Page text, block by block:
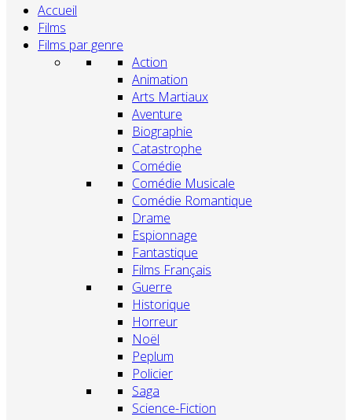
Accueil
Films
Films par genre
Action
Animation
Arts Martiaux
Aventure
Biographie
Catastrophe
Comédie
Comédie Musicale
Comédie Romantique
Drame
Espionnage
Fantastique
Films Français
Guerre
Historique
Horreur
Noël
Peplum
Policier
Saga
Science-Fiction